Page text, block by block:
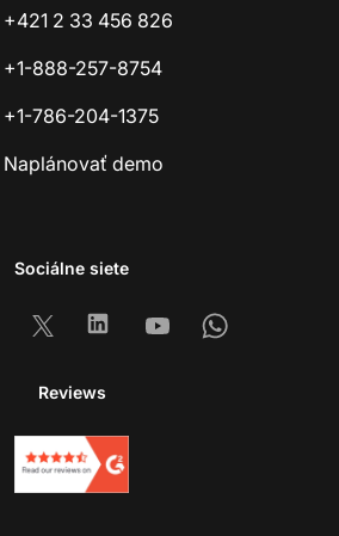
+421 2 33 456 826
+1-888-257-8754
+1-786-204-1375
Naplánovať demo
Sociálne siete
X LinkedinYoutubeWhatsapp
Reviews